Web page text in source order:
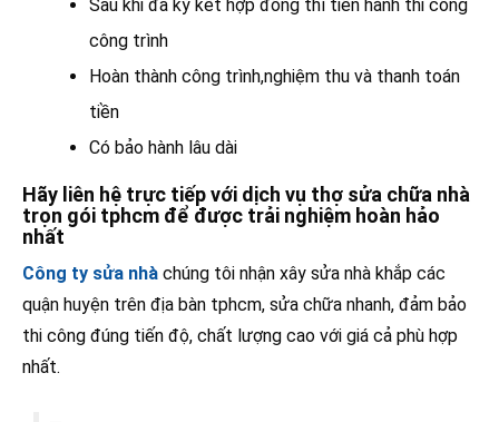
Sau khi đã ký kết hợp đồng thì tiến hành thi công
công trình
Hoàn thành công trình,nghiệm thu và thanh toán
tiền
Có bảo hành lâu dài
Hãy liên hệ trực tiếp với dịch vụ thợ sửa chữa nhà
trọn gói tphcm để được trải nghiệm hoàn hảo
nhất
Công ty sửa nhà chúng tôi nhận xây sửa nhà khắp các
quận huyện trên địa bàn tphcm, sửa chữa nhanh, đảm bảo
thi công đúng tiến độ, chất lượng cao với giá cả phù hợp
nhất.